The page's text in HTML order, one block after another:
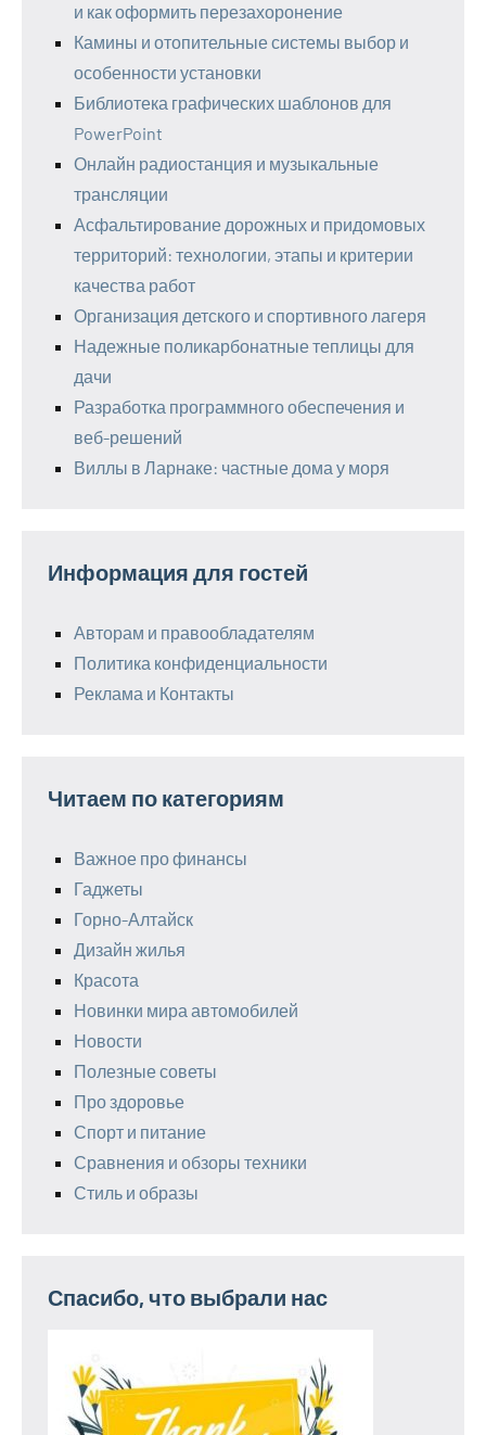
и как оформить перезахоронение
Камины и отопительные системы выбор и
особенности установки
Библиотека графических шаблонов для
PowerPoint
Онлайн радиостанция и музыкальные
трансляции
Асфальтирование дорожных и придомовых
территорий: технологии, этапы и критерии
качества работ
Организация детского и спортивного лагеря
Надежные поликарбонатные теплицы для
дачи
Разработка программного обеспечения и
веб-решений
Виллы в Ларнаке: частные дома у моря
Информация для гостей
Авторам и правообладателям
Политика конфиденциальности
Реклама и Контакты
Читаем по категориям
Важное про финансы
Гаджеты
Горно-Алтайск
Дизайн жилья
Красота
Новинки мира автомобилей
Новости
Полезные советы
Про здоровье
Спорт и питание
Сравнения и обзоры техники
Стиль и образы
Спасибо, что выбрали нас